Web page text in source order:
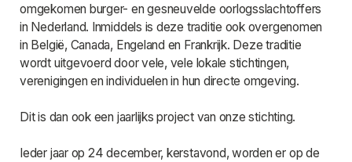
omgekomen burger- en gesneuvelde oorlogsslachtoffers
in Nederland. Inmiddels is deze traditie ook overgenomen
in België, Canada, Engeland en Frankrijk. Deze traditie
wordt uitgevoerd door vele, vele lokale stichtingen,
verenigingen en individuelen in hun directe omgeving.
Dit is dan ook een jaarlijks project van onze stichting.
Ieder jaar op 24 december, kerstavond, worden er op de